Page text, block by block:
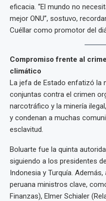
eficacia. “El mundo no
mejor ONU”, sostuvo,
Cuéllar como promotor del
Compromiso frente al
climático
La jefa de Estado enfatizó la
conjuntas contra el crimen
narcotráfico y la minería
y condenan a muchas
esclavitud.
Boluarte fue la quinta
siguiendo a los presidentes
Indonesia y Turquía.
peruana ministros clave,
Finanzas), Elmer Schialer